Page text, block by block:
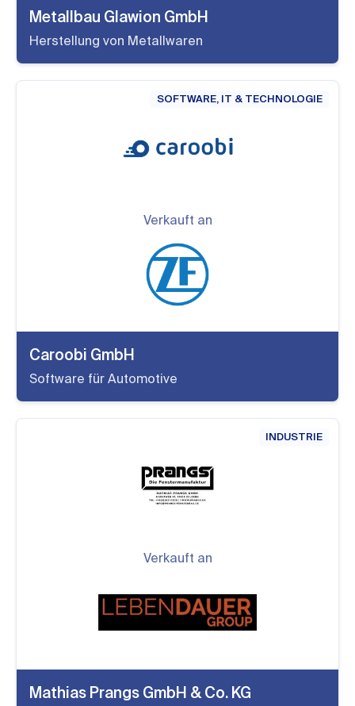
Metallbau Glawion GmbH
Herstellung von Metallwaren
SOFTWARE, IT & TECHNOLOGIE
Verkauft an
Caroobi GmbH
Software für Automotive
INDUSTRIE
Verkauft an
Mathias Prangs GmbH & Co. KG